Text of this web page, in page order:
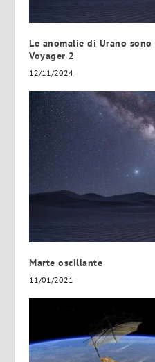
Le anomalie di Urano
Voyager 2
12/11/2024
Marte oscillante
11/01/2021